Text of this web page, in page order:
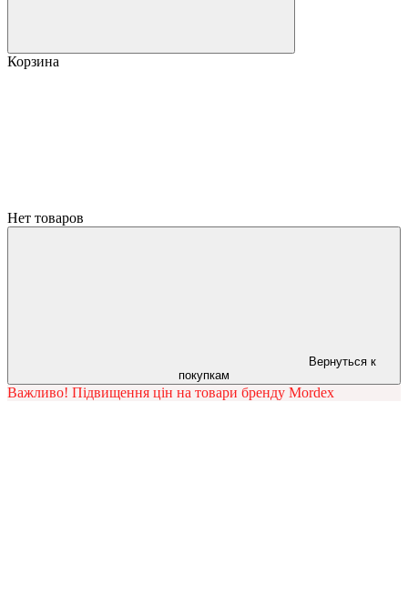
Корзина
Нет товаров
Вернуться к
покупкам
Важливо! Підвищення цін на товари бренду Mordex